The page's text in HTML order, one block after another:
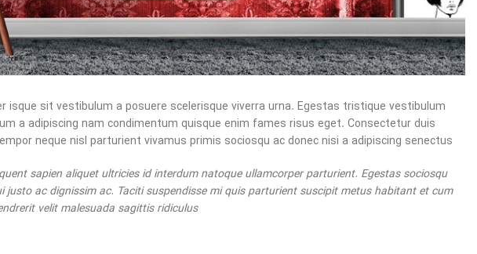
sit vestibulum a posuere scelerisque viverra urna. Egestas tristique vestibulum
a adipiscing nam condimentum quisque enim fames risus eget. Consectetur duis
neque nisl parturient vivamus primis sociosqu ac donec nisi a adipiscing senectus.
sapien aliquet ultricies id interdum natoque ullamcorper parturient. Egestas sociosqu
ac dignissim ac. Taciti suspendisse mi quis parturient suscipit metus habitant et cum
velit malesuada sagittis ridiculus.